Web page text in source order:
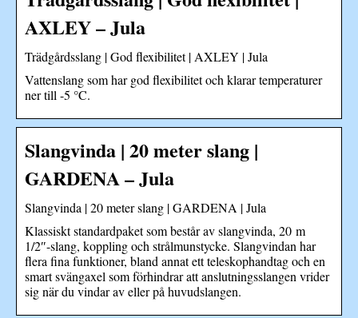
AXLEY – Jula
Trädgårdsslang | God flexibilitet | AXLEY | Jula
Vattenslang som har god flexibilitet och klarar temperaturer
ner till -5 °C.
Slangvinda | 20 meter slang |
GARDENA – Jula
Slangvinda | 20 meter slang | GARDENA | Jula
Klassiskt standardpaket som består av slangvinda, 20 m
1/2″-slang, koppling och strålmunstycke. Slangvindan har
flera fina funktioner, bland annat ett teleskophandtag och en
smart svängaxel som förhindrar att anslutningsslangen vrider
sig när du vindar av eller på huvudslangen.